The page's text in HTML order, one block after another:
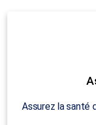
Assurez la santé